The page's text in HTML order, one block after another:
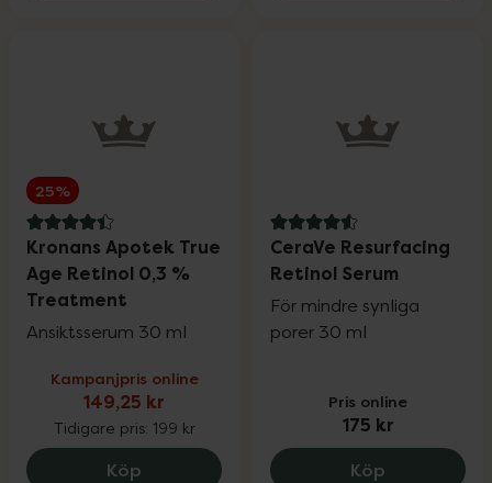
25%
4.4 av 5 i omdöme
Kronans Apotek True
Age Retinol 0,3 %
Treatment
Ansiktsserum 30 ml
Kampanjpris online
149,25 kr
Tidigare pris: 199 kr
Köp Kronans Apotek True Age Retinol 0,3
4.6 av 5 i omdöme
CeraVe Resurfacing
Retinol Serum
För mindre synliga
porer 30 ml
Pris online
175 kr
Köp CeraVe